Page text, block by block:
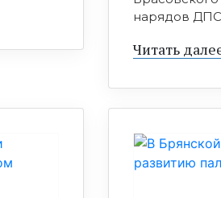
нарядов
Читать